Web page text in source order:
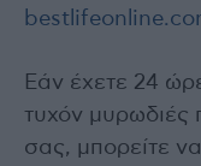
Εάν έχετε 24
τυχόν μυρωδιές
σας, μπορείτε